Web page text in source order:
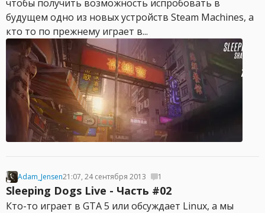
чтобы получить возможность испробовать в
будущем одно из новых устройств Steam Machines, а
кто то по прежнему играет в...
Adam_Jensen21:07, 24 сентября 2013 1
Sleeping Dogs Live - Часть #02
Кто-то играет в GTA 5 или обсуждает Linux, а мы